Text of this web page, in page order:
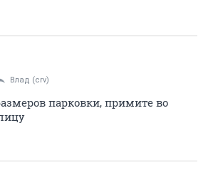
Влад (crv)
парковки, примите во